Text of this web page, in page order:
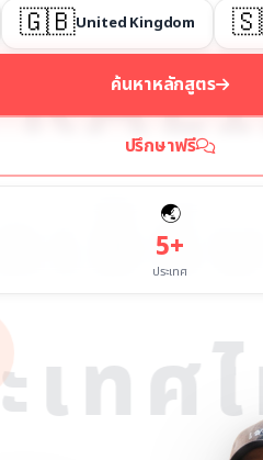
ເອີຣົບ
ทศไ
🇬🇧United Kingdom
ค้นหาหลักสูตร
ปรึกษาฟรี
🌏
5+
ประเทศ